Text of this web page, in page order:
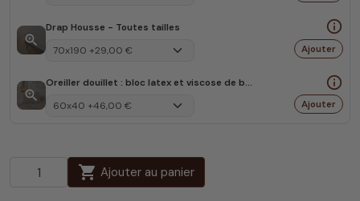
zoom_in
Drap Housse - Toutes tailles info_outline
Ajouter
zoom_in
Oreiller douillet : bloc latex et viscose de bambou info_outline
Ajouter
shopping_cart Ajouter au panier